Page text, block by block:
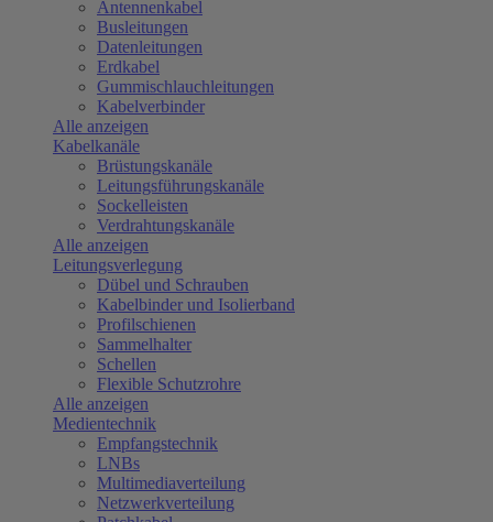
Antennenkabel
Busleitungen
Datenleitungen
Erdkabel
Gummischlauchleitungen
Kabelverbinder
Alle anzeigen
Kabelkanäle
Brüstungskanäle
Leitungsführungskanäle
Sockelleisten
Verdrahtungskanäle
Alle anzeigen
Leitungsverlegung
Dübel und Schrauben
Kabelbinder und Isolierband
Profilschienen
Sammelhalter
Schellen
Flexible Schutzrohre
Alle anzeigen
Medientechnik
Empfangstechnik
LNBs
Multimediaverteilung
Netzwerkverteilung